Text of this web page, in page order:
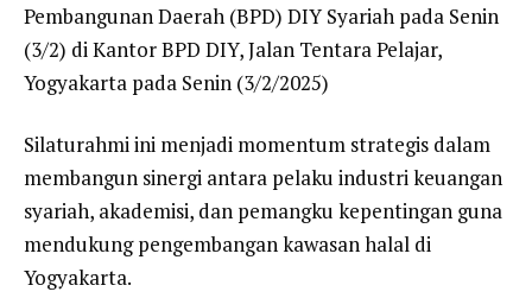
Pembangunan Daerah (BPD) DIY Syariah pada Senin
(3/2) di Kantor BPD DIY, Jalan Tentara Pelajar,
Yogyakarta pada Senin (3/2/2025)
Silaturahmi ini menjadi momentum strategis dalam
membangun sinergi antara pelaku industri keuangan
syariah, akademisi, dan pemangku kepentingan guna
mendukung pengembangan kawasan halal di
Yogyakarta.